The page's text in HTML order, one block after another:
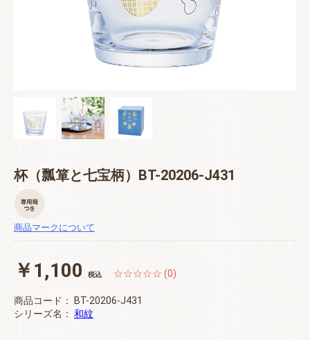
杯（瓢箪と七宝柄）BT-20206-J431
商品マークについて
￥1,100 税込 ☆☆☆☆☆ (0)
商品コード：
BT-20206-J431
シリーズ名： 和紋